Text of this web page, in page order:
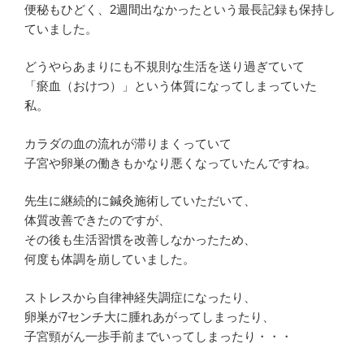
便秘もひどく、2週間出なかったという最長記録も保持し
ていました。
どうやらあまりにも不規則な生活を送り過ぎていて
「瘀血（おけつ）
」という体質になってしまっていた
私。
カラダの血の流れが滞りまくっていて
子宮や卵巣の働きもかなり悪くなっていたんですね。
先生に継続的に鍼灸施術していただいて、
体質改善できたのですが、
その後も生活習慣を改善しなかったため、
何度も体調を崩していました。
ストレスから自律神経失調症になったり、
卵巣が7センチ大に腫れあがってしまったり、
子宮頸がん一歩手前までいってしまったり・・・